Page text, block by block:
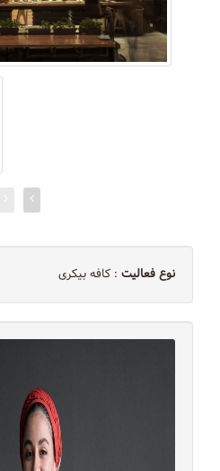
نوع فعالیت : کافه بیکری